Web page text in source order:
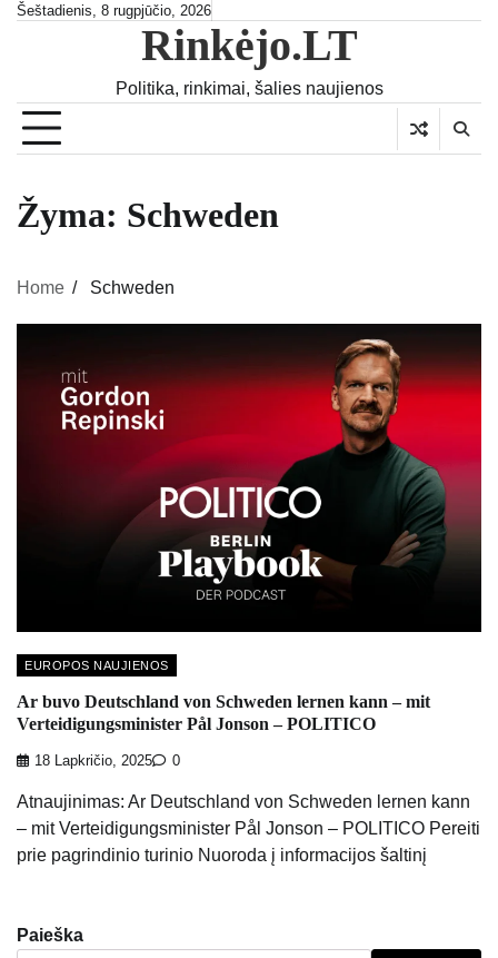
SkipŠeštadienis, 8 rugpjūčio, 2026
Rinkėjo.LT
Politika, rinkimai, šalies naujienos
Žyma: Schweden
Home Schweden
EUROPOS NAUJIENOS
Ar buvo Deutschland von Schweden lernen kann – mit
Verteidigungsminister Pål Jonson – POLITICO
18 Lapkričio, 2025 0
Atnaujinimas: Ar Deutschland von Schweden lernen kann
– mit Verteidigungsminister Pål Jonson – POLITICO Pereiti
prie pagrindinio turinio Nuoroda į informacijos šaltinį
Paieška